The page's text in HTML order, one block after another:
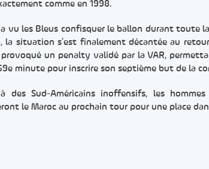
comme en 1998.
vu les Bleus confisquer le ballon durant toute
la situation s’est finalement décantée au
provoqué un penalty validé par la VAR,
minute pour inscrire son septième but de la
Sud-Américains inoffensifs, les hommes
le Maroc au prochain tour pour une place